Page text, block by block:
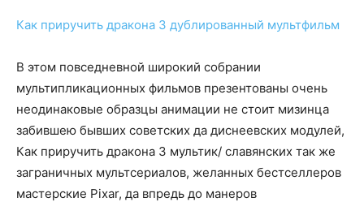
Как приручить дракона 3 дублированный мультфильм
В этом повседневной широкий собрании
мультипликационных фильмов презентованы очень
неодинаковые образцы анимации не стоит мизинца
забившею бывших советских да диснеевских модулей,
Как приручить дракона 3 мультик/ славянских так же
заграничных мультсериалов, желанных бестселлеров
мастерские Pixar, да впредь до манеров